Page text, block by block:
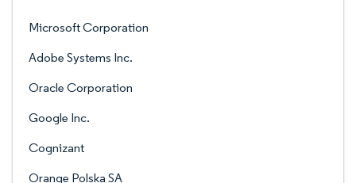
Microsoft Corporation
Adobe Systems Inc.
Oracle Corporation
Google Inc.
Cognizant
Orange Polska SA